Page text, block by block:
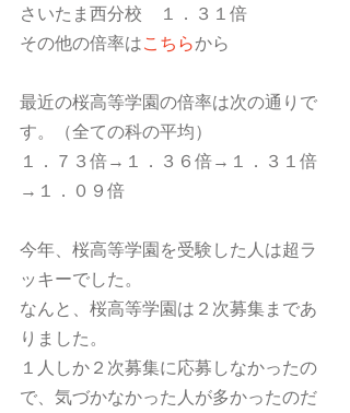
さいたま西分校　１．３１倍
その他の倍率はこちらから
最近の桜高等学園の倍率は次の通りで
す。（全ての科の平均）
１．７３倍→１．３６倍→１．３１倍
→１．０９倍
今年、桜高等学園を受験した人は超ラ
ッキーでした。
なんと、桜高等学園は２次募集まであ
りました。
１人しか２次募集に応募しなかったの
で、気づかなかった人が多かったのだ